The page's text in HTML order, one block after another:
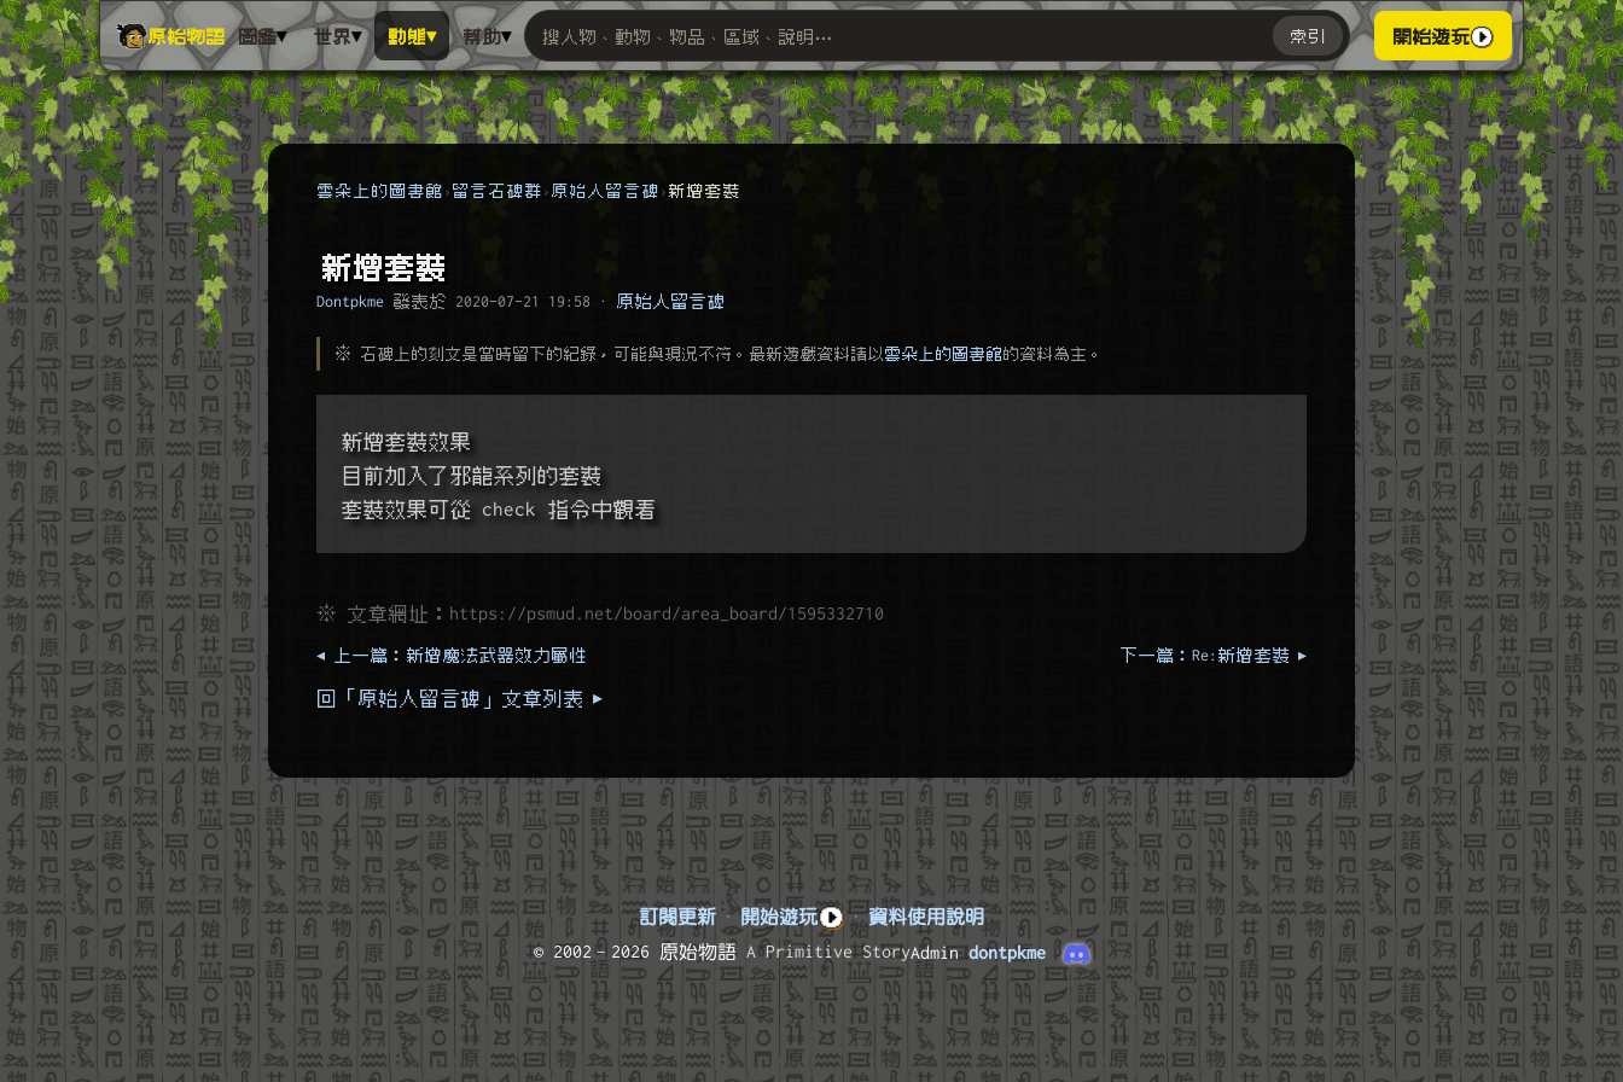
原始物語 圖鑑▾ 世界▾ 動態▾ 幫助▾
搜尋萬物索引
搜人物、動物、物品、區域、說明⋯ 索引 開始遊玩
雲朵上的圖書館 留言石碑群 原始人留言碑 新增套裝
新增套裝
Dontpkme 發表於 2020-07-21 19:58 · 原始人留言碑
※ 石碑上的刻文是當時留下的紀錄，可能與現況不符。最新遊戲資料請以 雲朵上的圖書館的資料為主。
新增套裝效果
目前加入了邪龍系列的套裝
套裝效果可從 check 指令中觀看
※ 文章網址： https://psmud.net/board/area_board/1595332710
◂ 上一篇：新增魔法武器效力屬性 下一篇：Re:新增套裝 ▸
回「原始人留言碑」文章列表 ▸
訂閱更新 · 開始遊玩 · 資料使用說明
© 2002–2026 原始物語 A Primitive StoryAdmindontpkme